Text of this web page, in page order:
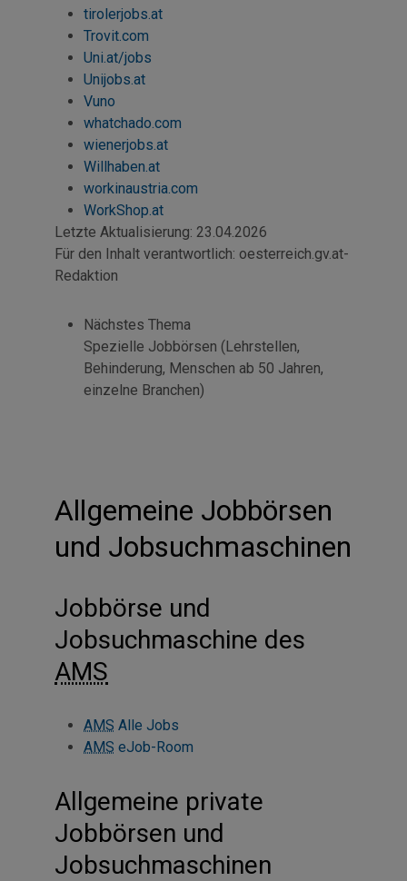
tirolerjobs.at
Trovit.com
Uni.at/jobs
Unijobs.at
Vuno
whatchado.com
wienerjobs.at
Willhaben.at
workinaustria.com
WorkShop.at
Letzte Aktualisierung: 23.04.2026
Für den Inhalt verantwortlich: oesterreich.gv.at-
Redaktion
Nächstes Thema
Spezielle Jobbörsen (Lehrstellen,
Behinderung, Menschen ab 50 Jahren,
einzelne Branchen)
Allgemeine Jobbörsen
und Jobsuchmaschinen
Jobbörse und
Jobsuchmaschine des
AMS
AMS Alle Jobs
AMS eJob-Room
Allgemeine private
Jobbörsen und
Jobsuchmaschinen